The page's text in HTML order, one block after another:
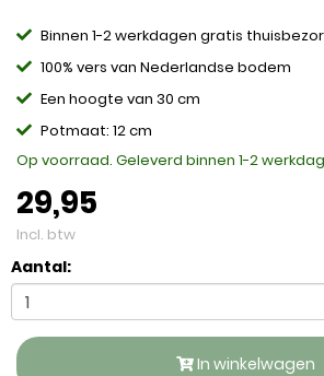
Binnen 1-2 werkdagen gratis
100% vers van Nederlandse bodem
Een hoogte van 30 cm
Potmaat: 12 cm
Op voorraad. Geleverd binnen 1-2
29,95
Incl. btw
Aantal:
In winkelwagen